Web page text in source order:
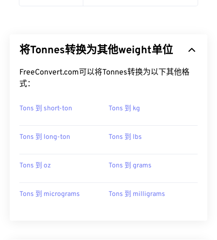
将Tonnes转换为其他weight单位
FreeConvert.com可以将Tonnes转换为以下其他格
式：
Tons 到 short-ton Tons 到 kg
Tons 到 long-ton Tons 到 lbs
Tons 到 oz Tons 到 grams
Tons 到 micrograms Tons 到 milligrams